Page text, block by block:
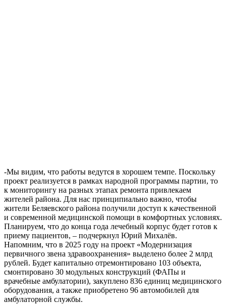
-Мы видим, что работы ведутся в хорошем темпе. Поскольку
проект реализуется в рамках народной программы партии, то
к мониторингу на разных этапах ремонта привлекаем
жителей района. Для нас принципиально важно, чтобы
жители Беляевского района получили доступ к качественной
и современной медицинской помощи в комфортных условиях.
Планируем, что до конца года лечебный корпус будет готов к
приему пациентов, – подчеркнул Юрий Михалёв.
Напомним, что в 2025 году на проект «Модернизация
первичного звена здравоохранения» выделено более 2 млрд
рублей. Будет капитально отремонтировано 103 объекта,
смонтировано 30 модульных конструкций (ФАПы и
врачебные амбулатории), закуплено 836 единиц медицинского
оборудования, а также приобретено 96 автомобилей для
амбулаторной службы.